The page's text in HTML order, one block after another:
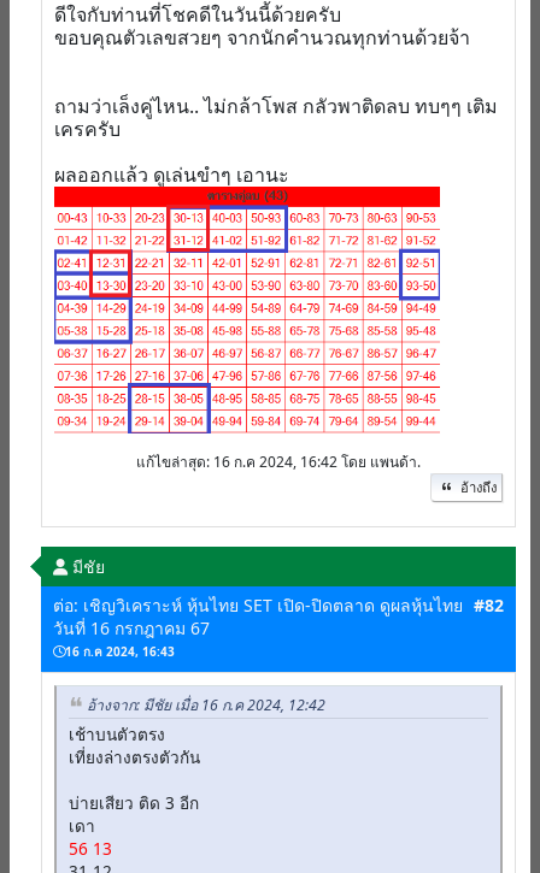
ดีใจกับท่านที่โชคดีในวันนี้ด้วยครับ
ขอบคุณตัวเลขสวยๆ จากนักคำนวณทุกท่านด้วยจ้า
ถามว่าเล็งคู่ไหน.. ไม่กล้าโพส กลัวพาติดลบ ทบๆๆ เติม
เครครับ
ผลออกแล้ว ดูเล่นขำๆ เอานะ
แก้ไขล่าสุด: 16 ก.ค 2024, 16:42 โดย แพนด้า.
อ้างถึง
มีชัย
ต่อ: เชิญวิเคราะห์ หุ้นไทย SET เปิด-ปิดตลาด ดูผลหุ้นไทย
วันที่ 16 กรกฎาคม 67
16 ก.ค 2024, 16:43
#82
อ้างจาก: มีชัย เมื่อ 16 ก.ค 2024, 12:42
เช้าบนตัวตรง
เที่ยงล่างตรงตัวกัน
บ่ายเสียว ติด 3 อีก
เดา
56 13